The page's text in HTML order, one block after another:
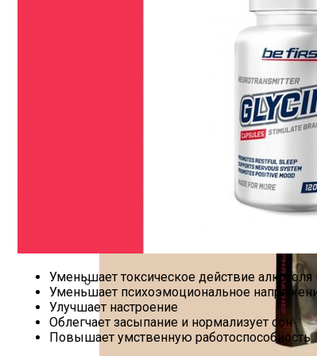
Проект Нового Детского Сада Во
Дербент: Путеводитель По
“Дело Магазинной Воровки”
Уменьшает токсическое действие
Уменьшает психоэмоциональное
Улучшает настроение
Облегчает засыпание и нормализует сон
Повышает умственную работоспособность